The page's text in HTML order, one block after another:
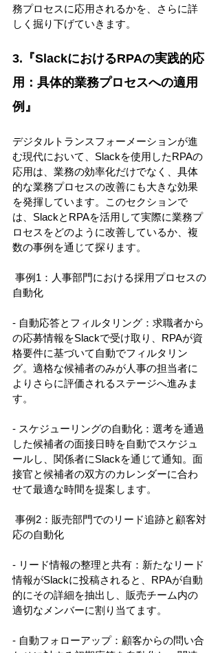
務プロセスに応用されるかを、さらに詳
しく掘り下げていきます。
3.『SlackにおけるRPAの実践的応
用：具体的業務プロセスへの適用
例』
デジタルトランスフォーメーションが進
む現代において、Slackを使用したRPAの
応用は、業務の効率化だけでなく、具体
的な業務プロセスの改善にも大きな効果
を発揮しています。このセクションで
は、SlackとRPAを活用して実際に業務プ
ロセスをどのように改善しているか、複
数の事例を通じて探ります。
事例1：人事部門における採用プロセスの
自動化
- 自動応答とフィルタリング：求職者から
の応募情報をSlackで受け取り、RPAが資
格要件に基づいて自動でフィルタリン
グ。適格な候補者のみが人事の担当者に
よりさらに評価されるステージへ進みま
す。
- スケジューリングの自動化：選考を通過
した候補者の面接日時を自動でスケジュ
ールし、関係者にSlackを通じて通知。面
接官と候補者の双方のカレンダーに合わ
せて最適な時間を提案します。
事例2：販売部門でのリード追跡と顧客対
応の自動化
- リード情報の整理と共有：新たなリード
情報がSlackに投稿されると、RPAが自動
的にその詳細を抽出し、販売チーム内の
適切なメンバーに割り当てます。
- 自動フォローアップ：顧客からの問い合